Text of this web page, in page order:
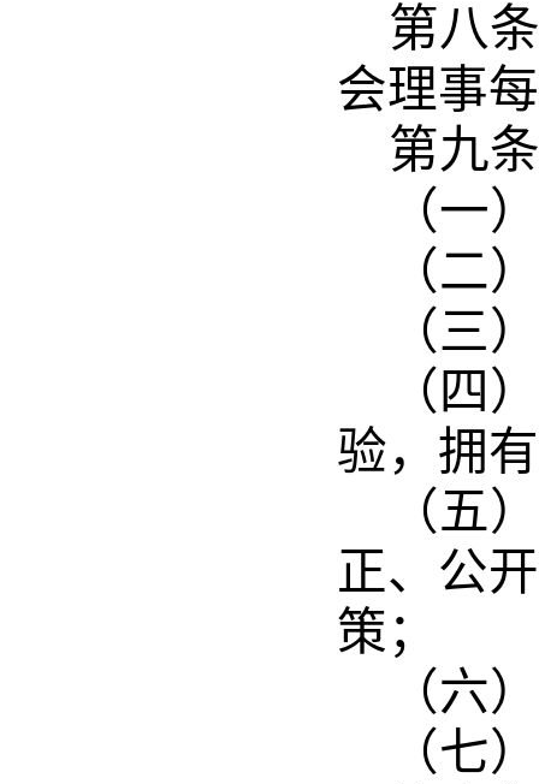
第八条
会理事
第九条
（一）
（二）
（三）
（四）
验，拥
（五）
正、公
策；
（六）
（七）